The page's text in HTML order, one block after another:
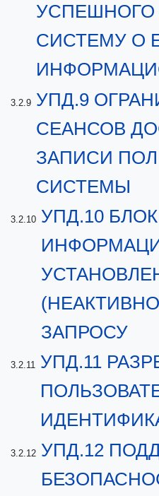
СИСТЕМУ О
3.2.9 УПД.9
СЕАНСОВ
ЗАПИСИ
СИСТЕМЫ
3.2.10 УПД.10
ЗАПРОСУ
3.2.11 УПД.11
3.2.12 УПД.12